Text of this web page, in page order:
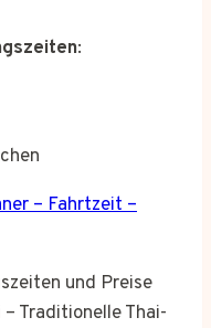
:
– Fahrtzeit –
und Preise
Traditionelle Thai-